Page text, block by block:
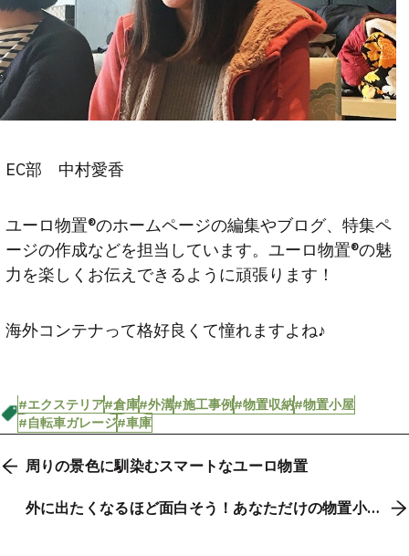
EC部 中村愛香
ユーロ物置®︎のホームページの編集やブログ、特集ペ
ージの作成などを担当しています。ユーロ物置®︎の魅
力を楽しくお伝えできるように頑張ります！
海外コンテナって格好良くて憧れますよね♪
#エクステリア#倉庫#外溝#施工事例#物置収納#物置小屋
#自転車ガレージ#車庫
周りの景色に馴染むスマートなユーロ物置
外に出たくなるほど面白そう！あなただけの物置小屋